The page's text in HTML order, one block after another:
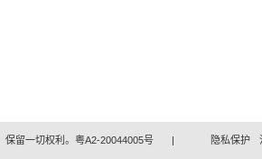
留一切权利。粤A2-20044005号 | 隐私保护